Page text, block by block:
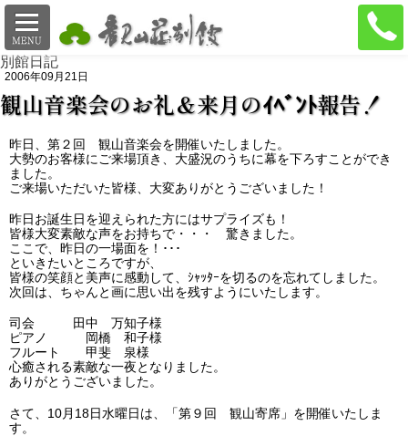
別館日記
2006年09月21日
観山音楽会のお礼＆来月のｲﾍﾞﾝﾄ報告！
昨日、第２回 観山音楽会を開催いたしました。
大勢のお客様にご来場頂き、大盛況のうちに幕を下ろすことができ
ました。
ご来場いただいた皆様、大変ありがとうございました！
昨日お誕生日を迎えられた方にはサプライズも！
皆様大変素敵な声をお持ちで・・・ 驚きました。
ここで、昨日の一場面を！･･･
といきたいところですが、
皆様の笑顔と美声に感動して、ｼｬｯﾀｰを切るのを忘れてしました。
次回は、ちゃんと画に思い出を残すようにいたします。
司会 田中 万知子様
ピアノ 岡橋 和子様
フルート 甲斐 泉様
心癒される素敵な一夜となりました。
ありがとうございました。
さて、10月18日水曜日は、「第９回 観山寄席」を開催いたしま
す。
料理
イベント
ご案内
地図